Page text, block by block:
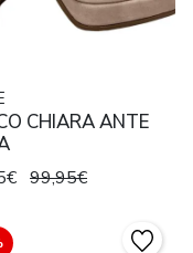
CHIARA ANTE
99,95€